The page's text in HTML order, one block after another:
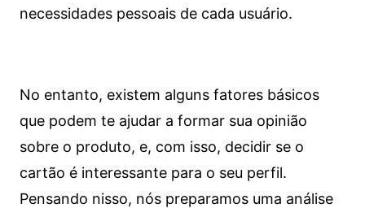
necessidades pessoais de cada usuário.
No entanto, existem alguns fatores básicos
que podem te ajudar a formar sua opinião
sobre o produto, e, com isso, decidir se o
cartão é interessante para o seu perfil.
Pensando nisso, nós preparamos uma análise